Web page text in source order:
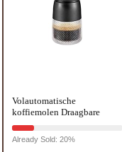
Volautomatische
koffiemolen Draagbare
Koffiezetapparaat
Handleiding
Koffiezetapparaat Druk
Already Sold: 20%